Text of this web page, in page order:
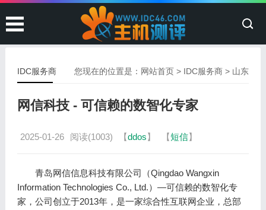
您现在的位置是： 网站首页 > IDC服务商 > 山东
IDC服务商
网信科技 - 可信赖的数智化专家
2025-01-26 阅读(1003) 【ddos】 【短信】
青岛网信信息科技有限公司（Qingdao Wangxin
Information Technologies Co., Ltd.）—可信赖的数智化专
家，公司创立于2013年，是一家综合性互联网企业，总部